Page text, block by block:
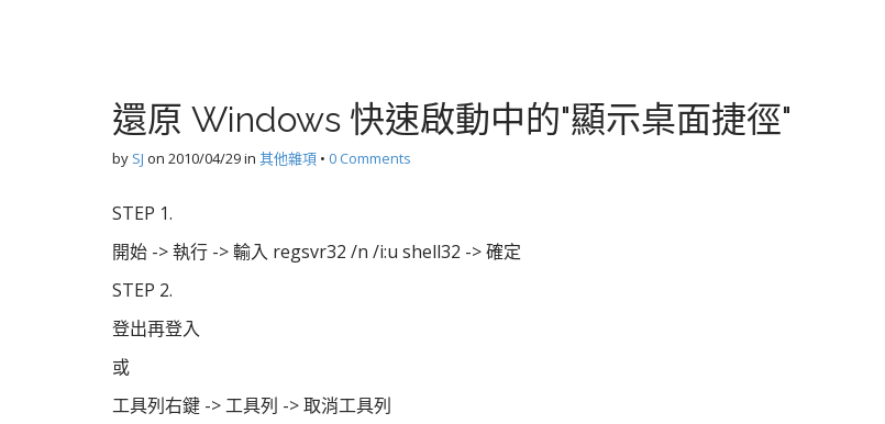
還原 Windows 快速啟動中的"顯示桌面捷徑"
by SJ on 2010/04/29in 其他雜項 • 0 Comments
STEP 1.
開始 -> 執行 -> 輸入 regsvr32 /n /i:u shell32 -> 確定
STEP 2.
登出再登入
或
工具列右鍵 -> 工具列 -> 取消工具列